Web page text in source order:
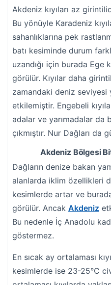
Akdeniz kıyıları az
Bu yönüyle Karadeniz
sahanlıklarına pek
batı kesiminde durum
uzandığı için burada Ege
görülür. Kıyılar daha girintili
zamandaki deniz seviyesi
etkilemiştir. Engebeli
adalar ve yarımadalar da
çıkmıştır. Nur Dağları da
Akdeniz Bölgesi
Dağların denize bakan
alanlarda iklim özellikleri
kesimlerde artar ve
görülür. Ancak Akdeniz
Bu nedenle İç Anadolu
göstermez.
En sıcak ay ortalaması
kesimlerde ise 23-25°C